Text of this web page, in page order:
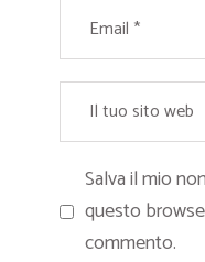
Salva il mio
questo
commento.